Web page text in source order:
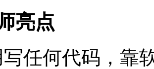
亮点
写任何代码，靠